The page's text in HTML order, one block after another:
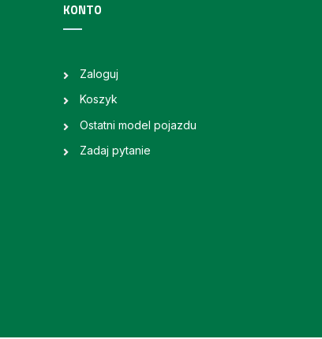
KONTO
Zaloguj
Koszyk
Ostatni model pojazdu
Zadaj pytanie